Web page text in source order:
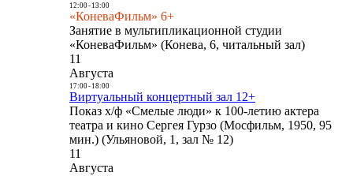
12:00- 13:00
«КоневаФильм» 6+
Занятие в мультипликационной студии
«КоневаФильм» (Конева, 6, читальный зал)
11
Августа
17:00- 18:00
Виртуальный концертный зал 12+
Показ х/ф «Смелые люди» к 100-летию актера
театра и кино Сергея Гурзо (Мосфильм, 1950, 95
мин.) (Ульяновой, 1, зал № 12)
11
Августа